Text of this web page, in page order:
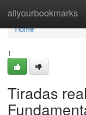
allyourbookmarks
Home
Home
1
Tiradas